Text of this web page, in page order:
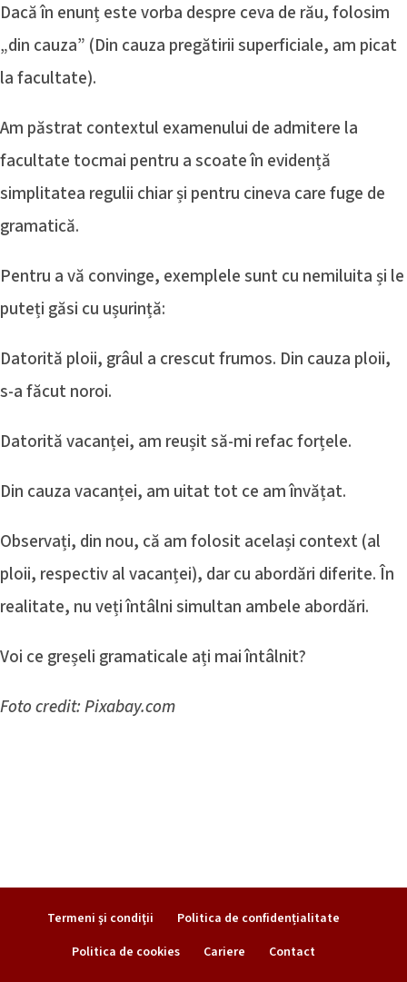
Dacă în enunț este vorba despre ceva de rău, folosim
„din cauza” (Din cauza pregătirii superficiale, am picat
la facultate).
Am păstrat contextul examenului de admitere la
facultate tocmai pentru a scoate în evidență
simplitatea regulii chiar și pentru cineva care fuge de
gramatică.
Pentru a vă convinge, exemplele sunt cu nemiluita și le
puteți găsi cu ușurință:
Datorită ploii, grâul a crescut frumos. Din cauza ploii,
s-a făcut noroi.
Datorită vacanței, am reușit să-mi refac forțele.
Din cauza vacanței, am uitat tot ce am învățat.
Observați, din nou, că am folosit același context (al
ploii, respectiv al vacanței), dar cu abordări diferite. În
realitate, nu veți întâlni simultan ambele abordări.
Voi ce greșeli gramaticale ați mai întâlnit?
Foto credit: Pixabay.com
Termeni şi condiţii
Politica de confidențialitate
Politica de cookies
Cariere Contact